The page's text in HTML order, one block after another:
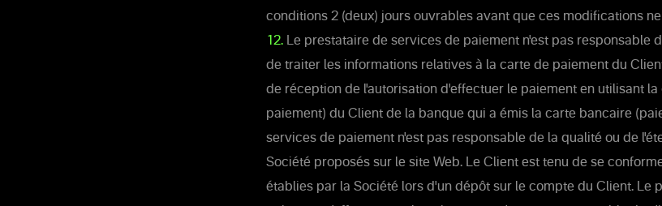
conditions 2 (deux) jours ouvrables avant que ces modifications
12. Le prestataire de services de paiement n'est pas responsable
de traiter les informations relatives à la carte de paiement du
de réception de l'autorisation d'effectuer le paiement en utilisant
paiement) du Client de la banque qui a émis la carte bancaire
services de paiement n'est pas responsable de la qualité ou de
Société proposés sur le site Web. Le Client est tenu de se
établies par la Société lors d'un dépôt sur le compte du Client. Le